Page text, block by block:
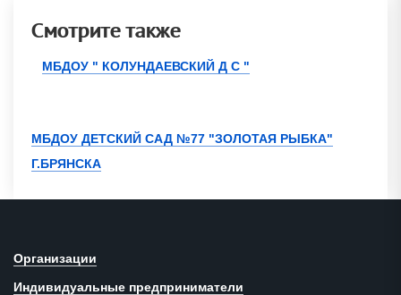
Смотрите также
МБДОУ " КОЛУНДАЕВСКИЙ Д С "
МБДОУ ДЕТСКИЙ САД №77 "ЗОЛОТАЯ РЫБКА"
Г.БРЯНСКА
Организации
Индивидуальные предприниматели